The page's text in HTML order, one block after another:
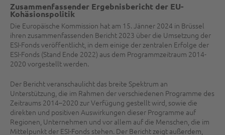
Zusammenfassender Ergebnisbericht der EU-
Kohäsionspolitik
Die Europäische Kommission hat am 15. Jänner 2024 in Brüssel
ihren zusammenfassenden Bericht 2023 über die Umsetzung der
ESI-Fonds veröffentlicht, in dem einige der zentralen Erfolge der
ESI-Fonds (Stand Ende 2022) aus dem Programmzeitraum 2014-
2020 vorgestellt werden.
Der Bericht veranschaulicht das breite Spektrum an
Unterstützung, die im Rahmen der verschiedenen Programme des
Zeitraums 2014–2020 zur Verfügung gestellt wird, sowie die
direkten und positiven Auswirkungen dieser Programme auf
Regionen, Unternehmen und vor allem auf die Menschen, die im
Mittelpunkt der ESI-Fonds stehen. Der Bericht zeigt außerdem,